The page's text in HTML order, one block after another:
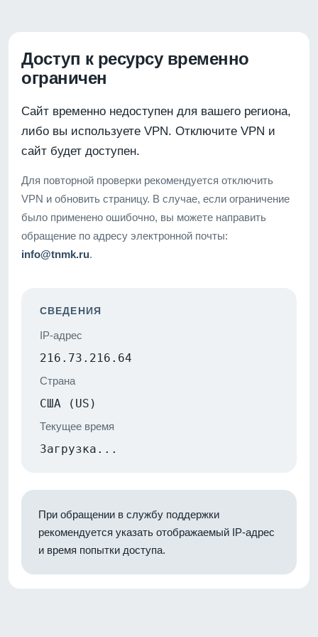
Доступ к ресурсу временно
ограничен
Сайт временно недоступен для вашего региона,
либо вы используете VPN. Отключите VPN и
сайт будет доступен.
Для повторной проверки рекомендуется отключить
VPN и обновить страницу. В случае, если ограничение
было применено ошибочно, вы можете направить
обращение по адресу электронной почты:
info@tnmk.ru.
СВЕДЕНИЯ
IP-адрес
216.73.216.64
Страна
США (US)
Текущее время
Загрузка...
При обращении в службу поддержки
рекомендуется указать отображаемый IP-адрес
и время попытки доступа.